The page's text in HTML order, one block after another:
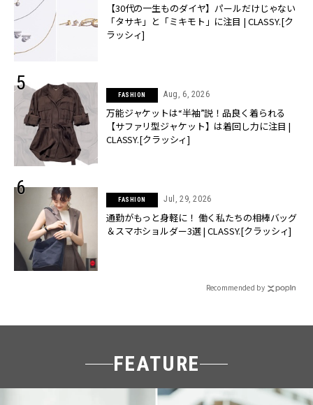
【30代の一生ものダイヤ】パールだけじゃない
「タサキ」と「ミキモト」に注目 | CLASSY.[ク
ラッシィ]
FASHION Aug, 6, 2026
万能ジャケットは“半袖”説！品良く着られる
【サファリ型ジャケット】は着回し力に注目 |
CLASSY.[クラッシィ]
FASHION Jul, 29, 2026
通勤がもっと身軽に！ 働く私たちの相棒バッグ
＆スマホショルダー3選 | CLASSY.[クラッシィ]
Recommended by
FEATURE